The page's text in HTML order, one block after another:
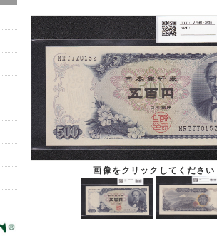
画像をクリックしてください